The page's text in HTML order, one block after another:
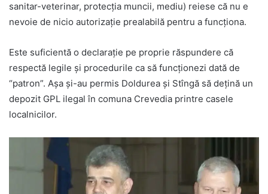
sanitar-veterinar, protecția muncii, mediu) reiese că nu e
nevoie de nicio autorizație prealabilă pentru a funcționa.
Este suficientă o declarație pe proprie răspundere că
respectă legile și procedurile ca să funcționezi dată de
“patron”. Așa și-au permis Doldurea și Stîngă să dețină un
depozit GPL ilegal în comuna Crevedia printre casele
localnicilor.